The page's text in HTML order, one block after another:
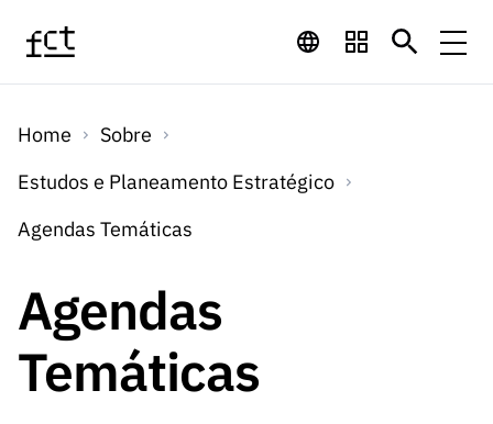
Financiamento
Programas de
Financiamento
Prémios
Concursos
Concursos
Concursos Previstos
Concursos Fechados
ServiçosServiços digitais:
Tecnologia para o
Media
Home
Sobre
Estudos e Planeamento Estratégico
Agendas Temáticas
Agendas
Temáticas